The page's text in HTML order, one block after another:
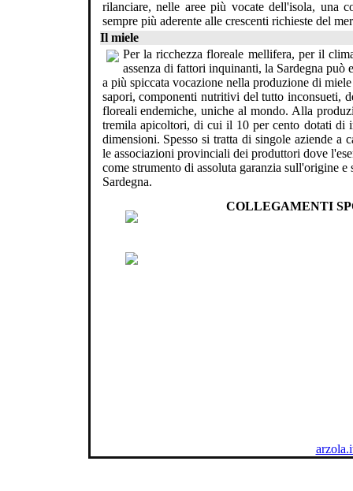
rilanciare, nelle aree più vocate dell'isola, una
sempre più aderente alle crescenti richieste del
Il miele
Per la ricchezza floreale mellifera, per il
assenza di fattori inquinanti, la Sardegna può
a più spiccata vocazione nella produzione di
sapori, componenti nutritivi del tutto inconsueti,
floreali endemiche, uniche al mondo. Alla
tremila apicoltori, di cui il 10 per cento dotati di
dimensioni. Spesso si tratta di singole aziende a
le associazioni provinciali dei produttori dove
come strumento di assoluta garanzia sull'origine
Sardegna.
COLLEGAMENTI